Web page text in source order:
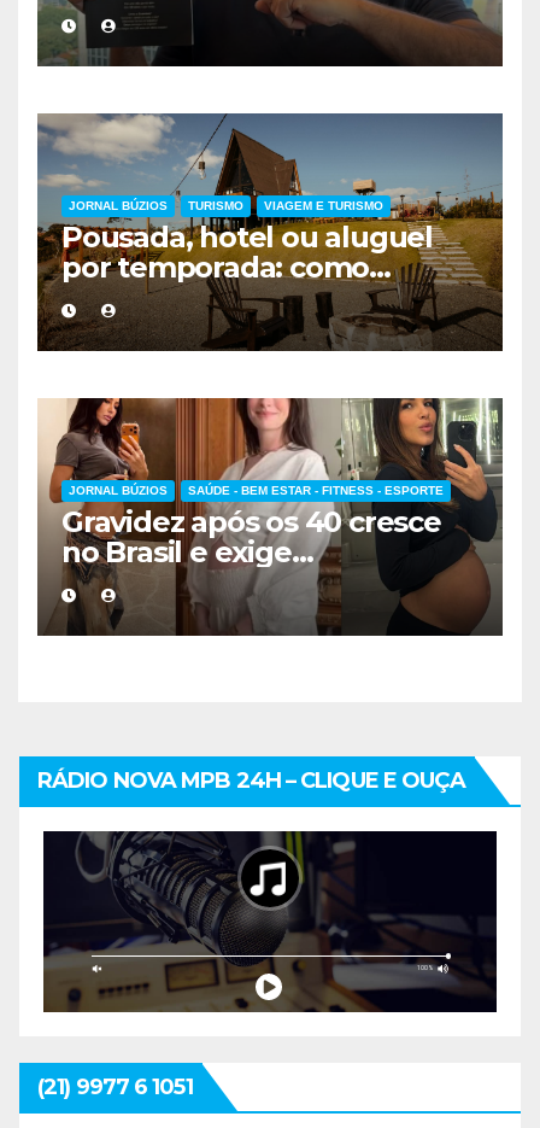
viver mais exigirá uma nova
forma de encarar a vida
JORNAL BÚZIOS TURISMO VIAGEM E TURISMO
Pousada, hotel ou aluguel
por temporada: como
escolher a melhor
hospedagem
JORNAL BÚZIOS SAÚDE - BEM ESTAR - FITNESS - ESPORTE
Gravidez após os 40 cresce
no Brasil e exige
acompanhamento médico
mais cuidadoso
RÁDIO NOVA MPB 24H – CLIQUE E OUÇA
(21) 9977 6 1051